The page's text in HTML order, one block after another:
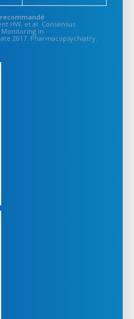
HW, et al. Consensus
in
2017. Pharmacopsychiatry.